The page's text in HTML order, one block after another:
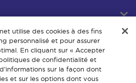
utilise des cookies à des fins
personnalisé et pour assurer
En cliquant sur « Accepter
de confidentialité et
sur la façon dont
et sur les options dont vous